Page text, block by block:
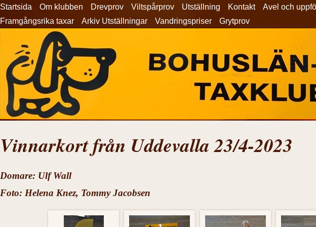
Startsida Om klubben Drevprov Viltspårprov Utställning Kontakt
Avel och
Framgångsrika taxar
Arkiv Utställningar Vandringspriser Grytprov
Vinnarkort från Uddevalla 23/4-2023
Domare: Ulf Wall
Foto: Helena Knez, Tommy Jacobsen